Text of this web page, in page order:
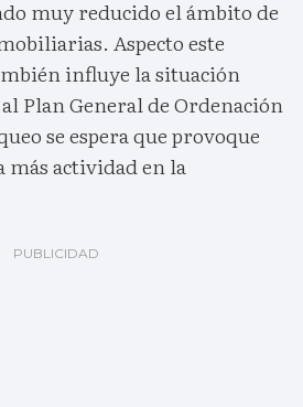
muy reducido el ámbito de
Aspecto este
influye la situación
Plan General de Ordenación
se espera que provoque
más actividad en la